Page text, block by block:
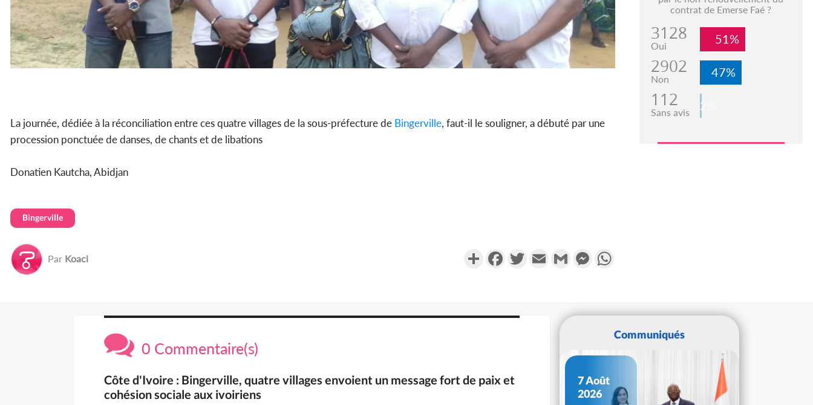
La journée, dédiée à la réconciliation entre ces quatre villages de la sous-préfecture de Bingerville, faut-il le souligner, a débuté par une
procession ponctuée de danses, de chants et de libations
Donatien Kautcha, Abidjan
Bingerville
Par Koaci PartagerFacebookTwitterEmail Gmail Messenger
contrat de Emerse Faé ?
3128
Oui 51%
2902
Non 47%
112
Sans avis 2%
0 Commentaire(s)
Côte d'Ivoire : Bingerville, quatre villages envoient un message fort de paix et
cohésion sociale aux ivoiriens
Communiqués
7 Août
2026